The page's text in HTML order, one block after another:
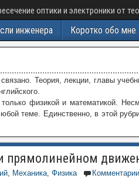
оптики и электроники от
инженера Коротко обо мне
Теория, лекции, главы
физикой и математикой.
теме. Единственно, в этой
прямолинейном
, Механика, Физика Комментарии